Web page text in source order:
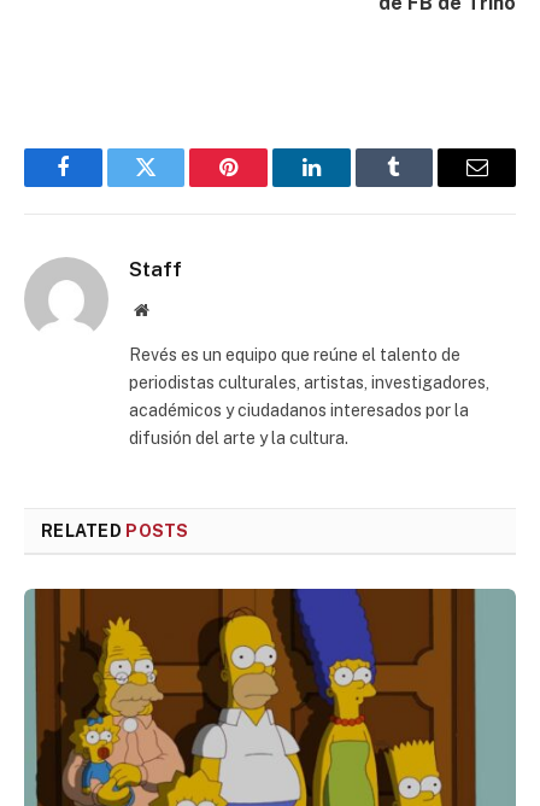
FacebookTwitter Pinterest LinkedInTumblr Email
Staff
Website
Revés es un equipo que reúne el talento de
periodistas culturales, artistas, investigadores,
académicos y ciudadanos interesados por la
difusión del arte y la cultura.
RELATED POSTS